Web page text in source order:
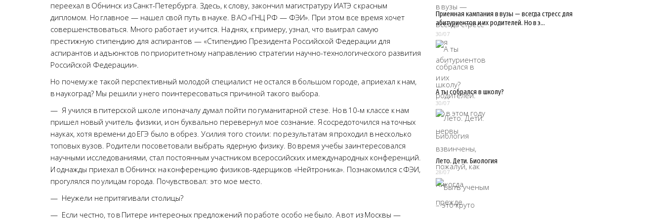
переехал в Обнинск из Санкт-Петербурга. Здесь, к слову, закончил магистратуру ИАТЭ с красным
дипломом. Но главное — нашел свой путь в науке. В АО «ГНЦ РФ — ФЭИ». При этом все время хочет
совершенствоваться. Много работает и учится. На днях, к примеру, узнал, что выиграл самую
престижную стипендию для аспирантов — «Стипендию Президента Российской Федерации для
аспирантов и адъюнктов по приоритетному направлению стратегии научно-технологического развития
Российской Федерации».
Но почему же такой перспективный молодой специалист не остался в большом городе, а приехал к нам,
в наукоград? Мы решили у него поинтересоваться причиной такого выбора.
— Я учился в питерской школе и поначалу думал пойти по гуманитарной стезе. Но в 10-м классе к нам
пришел новый учитель физики, и он буквально перевернул мое сознание. Я сосредоточился на точных
науках, хотя времени до ЕГЭ было в обрез. Усилия того стоили: по результатам я проходил в несколько
топовых вузов. Родители посоветовали выбрать ядерную физику. Во время учебы заинтересовался
научными исследованиями, стал постоянным участником всероссийских и международных конференций.
И однажды приехал в Обнинск на конференцию физиков-ядерщиков «Нейтроника». Познакомился с ФЭИ,
прогулялся по улицам города. Почувствовал: это мое место.
— Неужели не притягивали столицы?
— Если честно, то в Питере интересных предложений по работе особо не было. А вот из Москвы —
Приемная кампания в вузы — всегда стресс для
абитуриентов и их родителей. Но в э…
30/07
А ты собрался в школу?
30/07
Лето. Дети. Биология
28/07